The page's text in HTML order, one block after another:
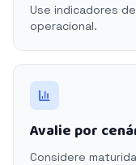
Use indicadores
operacional.
Avalie por
Considere